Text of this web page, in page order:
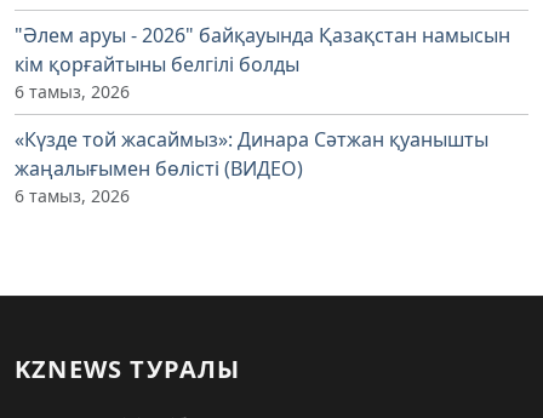
"Әлем аруы - 2026" байқауында Қазақстан намысын
кім қорғайтыны белгілі болды
6 тамыз, 2026
«Күзде той жасаймыз»: Динара Сәтжан қуанышты
жаңалығымен бөлісті (ВИДЕО)
6 тамыз, 2026
KZNEWS ТУРАЛЫ